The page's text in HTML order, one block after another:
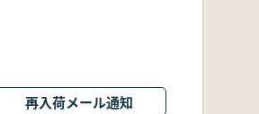
再入荷メール通知